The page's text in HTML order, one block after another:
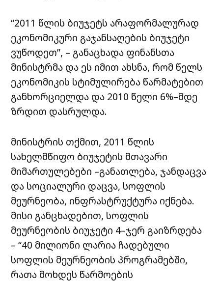
“2011 წლის ბიუჯეტს არაფორმალურად
ეკონომიკური გაჯანსაღების ბიუჯეტი
ვუწოდეთ”, – განაცხადა ფინანსთა
მინისტრმა და ეს იმით ახსნა, რომ წელს
ეკონომიკის სტიმულირება წარმატებით
განხორციელდა და 2010 წელი 6%–მდე
ზრდით დასრულდა.
მინისტრის თქმით, 2011 წლის
სახელმწიფო ბიუჯეტის მთავარი
მიმართულებები –განათლება, ჯანდაცვა
და სოციალური დაცვა, სოფლის
მეურნეობა, ინფრასტრუქტურა იქნება.
მისი განცხადებით, სოფლის
მეურნეობის ბიუჯეტი 4–ჯერ გაიზრდება
– “40 მილიონი ლარია ჩადებული
სოფლის მეურნეობის პროგრამებში,
რათა მოხდეს წარმოების